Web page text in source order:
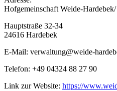
Hofgemeinschaft Weide-
Hauptstraße 32-34
24616 Hardebek
E-Mail: verwaltung@weide-
Telefon: +49 04324 88 27 90
Link zur Website: https://